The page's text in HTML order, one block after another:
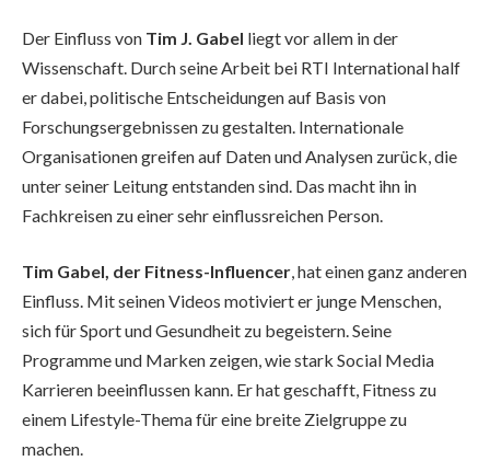
Der Einfluss von Tim J. Gabel liegt vor allem in der
Wissenschaft. Durch seine Arbeit bei RTI International half
er dabei, politische Entscheidungen auf Basis von
Forschungsergebnissen zu gestalten. Internationale
Organisationen greifen auf Daten und Analysen zurück, die
unter seiner Leitung entstanden sind. Das macht ihn in
Fachkreisen zu einer sehr einflussreichen Person.
Tim Gabel, der Fitness-Influencer, hat einen ganz anderen
Einfluss. Mit seinen Videos motiviert er junge Menschen,
sich für Sport und Gesundheit zu begeistern. Seine
Programme und Marken zeigen, wie stark Social Media
Karrieren beeinflussen kann. Er hat geschafft, Fitness zu
einem Lifestyle-Thema für eine breite Zielgruppe zu
machen.